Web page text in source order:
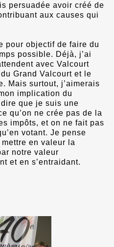
persuadée avoir créé de
aux causes qui
pour objectif de faire du
possible. Déjà, j’ai
avec Valcourt
Grand Valcourt et le
Mais surtout, j’aimerais
implication du
que je suis une
qu’on ne crée pas de la
impôts, et on ne fait pas
votant. Je pense
en valeur la
notre valeur
et en s’entraidant.